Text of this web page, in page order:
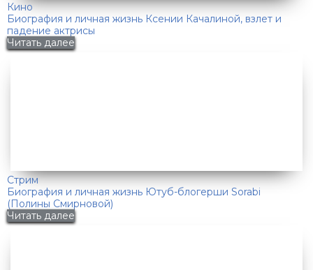
Кино
Биография и личная жизнь Ксении Качалиной, взлет и
падение актрисы
Читать далее
Стрим
Биография и личная жизнь Ютуб-блогерши Sorabi
(Полины Смирновой)
Читать далее